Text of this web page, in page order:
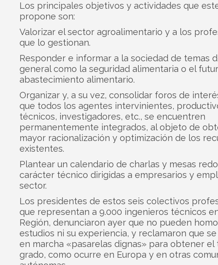
Los principales objetivos y actividades que
propone son:
Valorizar el sector agroalimentario y a los
que lo gestionan.
Responder e informar a la sociedad de temas
general como la seguridad alimentaria o el
abastecimiento alimentario.
Organizar y, a su vez, consolidar foros de
que todos los agentes intervinientes,
técnicos, investigadores, etc., se encuentren
permanentemente integrados, al objeto de
mayor racionalización y optimización de los
existentes.
Plantear un calendario de charlas y mesas
carácter técnico dirigidas a empresarios y
sector.
Los presidentes de estos seis colectivos
que representan a 9.000 ingenieros técnicos
Región, denunciaron ayer que no pueden
estudios ni su experiencia, y reclamaron que
en marcha «pasarelas dignas» para obtener el
grado, como ocurre en Europa y en otras